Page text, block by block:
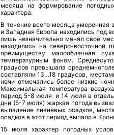
месяца на формирование
характера.
В течение всего месяца умеренная
и Западная Европа находились под
лишь незначительно менял своё
находились на северо-восточной
преимуществу малооблачная
температурным фоном.
градусов превышала
составляли 13…18 градусов,
ночи отмечались более низкие
Максимальная температура
период 5-8 июля и 14 июля в
дни (5-7 июля) жаркая погода
выпадение ливневых осадков,
осадков в этот период выпало в
15 июля характер погодных